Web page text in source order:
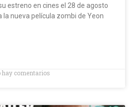
estreno en cines el 28 de agosto
la nueva película zombi de Yeon
hay comentarios